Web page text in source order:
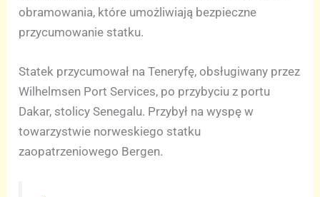
obramowania, które umożliwiają bezpieczne
przycumowanie statku.
Statek przycumował na Teneryfę, obsługiwany przez
Wilhelmsen Port Services, po przybyciu z portu
Dakar, stolicy Senegalu. Przybył na wyspę w
towarzystwie norweskiego statku
zaopatrzeniowego Bergen.